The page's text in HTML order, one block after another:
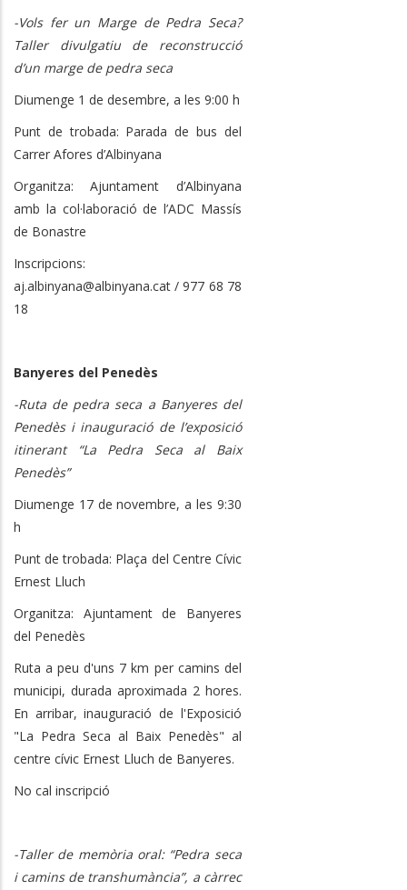
-Vols fer un Marge de Pedra Seca?
Taller divulgatiu de reconstrucció
d’un marge de pedra seca
Diumenge 1 de desembre, a les 9:00 h
Punt de trobada: Parada de bus del
Carrer Afores d’Albinyana
Organitza: Ajuntament d’Albinyana
amb la col·laboració de l’ADC Massís
de Bonastre
Inscripcions:
aj.albinyana@albinyana.cat / 977 68 78
18
Banyeres del Penedès
-Ruta de pedra seca a Banyeres del
Penedès i inauguració de l’exposició
itinerant “La Pedra Seca al Baix
Penedès”
Diumenge 17 de novembre, a les 9:30
h
Punt de trobada: Plaça del Centre Cívic
Ernest Lluch
Organitza: Ajuntament de Banyeres
del Penedès
Ruta a peu d'uns 7 km per camins del
municipi, durada aproximada 2 hores.
En arribar, inauguració de l'Exposició
"La Pedra Seca al Baix Penedès" al
centre cívic Ernest Lluch de Banyeres.
No cal inscripció
-Taller de memòria oral: “Pedra seca
i camins de transhumància”, a càrrec